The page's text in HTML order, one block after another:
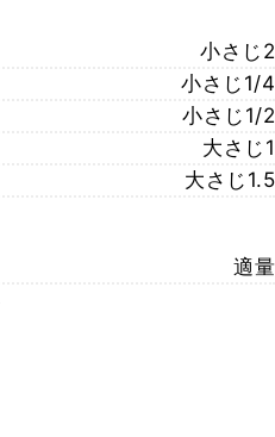
小さじ2
小さじ1/4
小さじ1/2
大さじ1
大さじ1.5
適量